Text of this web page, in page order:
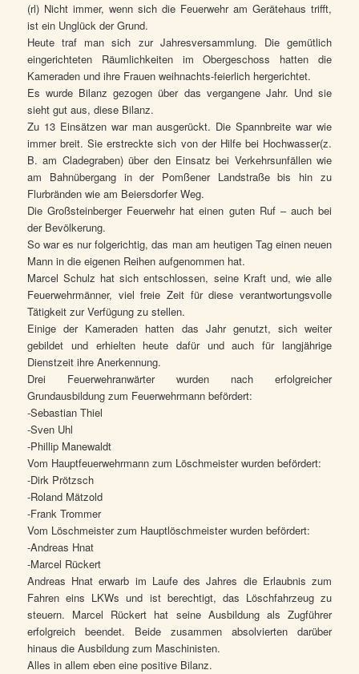
(rl) Nicht immer, wenn sich die Feuerwehr am Gerätehaus trifft,
ist ein Unglück der Grund.
Heute traf man sich zur Jahresversammlung. Die gemütlich
eingerichteten Räumlichkeiten im Obergeschoss hatten die
Kameraden und ihre Frauen weihnachts-feierlich hergerichtet.
Es wurde Bilanz gezogen über das vergangene Jahr. Und sie
sieht gut aus, diese Bilanz.
Zu 13 Einsätzen war man ausgerückt. Die Spannbreite war wie
immer breit. Sie erstreckte sich von der Hilfe bei Hochwasser(z.
B. am Cladegraben) über den Einsatz bei Verkehrsunfällen wie
am Bahnübergang in der Pomßener Landstraße bis hin zu
Flurbränden wie am Beiersdorfer Weg.
Die Großsteinberger Feuerwehr hat einen guten Ruf – auch bei
der Bevölkerung.
So war es nur folgerichtig, das man am heutigen Tag einen neuen
Mann in die eigenen Reihen aufgenommen hat.
Marcel Schulz hat sich entschlossen, seine Kraft und, wie alle
Feuerwehrmänner, viel freie Zeit für diese verantwortungsvolle
Tätigkeit zur Verfügung zu stellen.
Einige der Kameraden hatten das Jahr genutzt, sich weiter
gebildet und erhielten heute dafür und auch für langjährige
Dienstzeit ihre Anerkennung.
Drei Feuerwehranwärter wurden nach erfolgreicher
Grundausbildung zum Feuerwehrmann befördert:
-Sebastian Thiel
-Sven Uhl
-Phillip Manewaldt
Vom Hauptfeuerwehrmann zum Löschmeister wurden befördert:
-Dirk Prötzsch
-Roland Mätzold
-Frank Trommer
Vom Löschmeister zum Hauptlöschmeister wurden befördert:
-Andreas Hnat
-Marcel Rückert
Andreas Hnat erwarb im Laufe des Jahres die Erlaubnis zum
Fahren eins LKWs und ist berechtigt, das Löschfahrzeug zu
steuern. Marcel Rückert hat seine Ausbildung als Zugführer
erfolgreich beendet. Beide zusammen absolvierten darüber
hinaus die Ausbildung zum Maschinisten.
Alles in allem eben eine positive Bilanz.